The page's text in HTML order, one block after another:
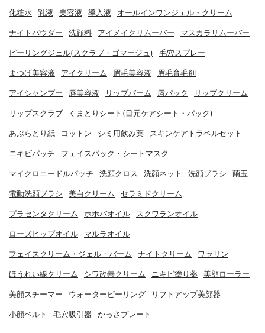
化粧水 乳液 美容液 導入液 オールインワンジェル・クリーム
ナイトパウダー 洗顔料 アイメイクリムーバー マスカラリムーバー
ピーリングジェル(スクラブ・ゴマージュ) 毛穴スプレー
まつげ美容液 アイクリーム 眉毛美容液 眉毛育毛剤
アイシャンプー 唇美容液 リップバーム 唇パック リップクリーム
リップスクラブ くまとりシート(目元ケアシート・パック)
あぶらとり紙 コットン シミ用飲み薬 スキンケアトラベルセット
ニキビパッチ フェイスパック・シートマスク
マイクロニードルパッチ 洗顔クロス 洗顔ネット 洗顔ブラシ 繭玉
電動洗顔ブラシ 美白クリーム セラミドクリーム
プラセンタクリーム ホホバオイル スクワランオイル
ローズヒップオイル マルラオイル
フェイスクリーム・ジェル・バーム ナイトクリーム ワセリン
ほうれい線クリーム シワ改善クリーム ニキビ塗り薬 美顔ローラー
美顔スチーマー ウォーターピーリング リフトアップ美顔器
小顔ベルト 毛穴吸引器 かっさプレート